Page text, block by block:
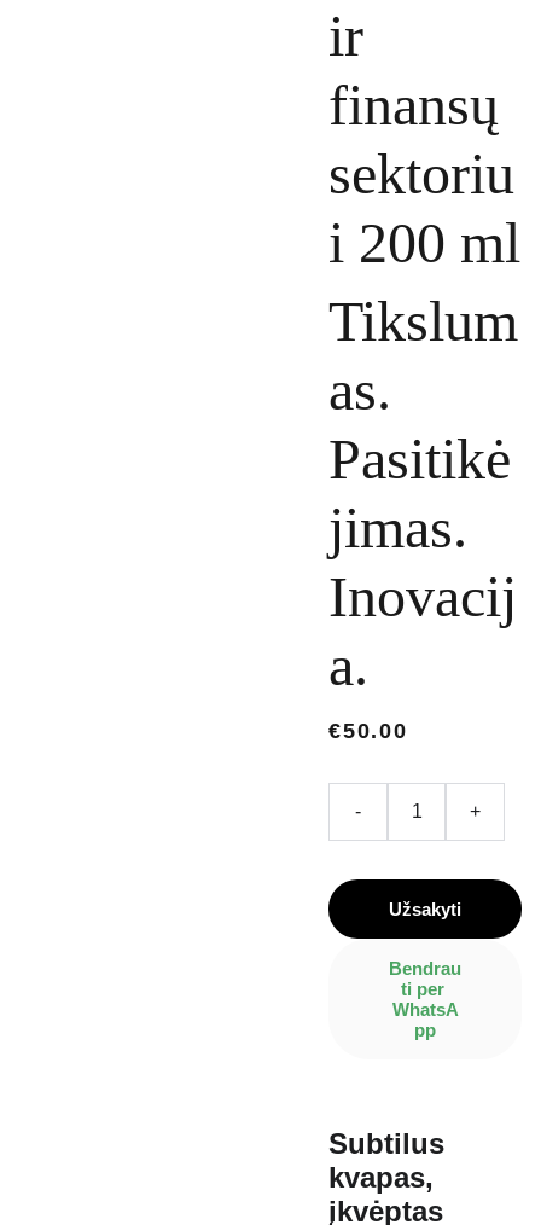
ir
finansų
sektoriu
i 200 ml
Tikslum
as.
Pasitikė
jimas.
Inovacij
a.
€50.00
- +
Užsakyti
Bendrau
ti per
WhatsA
pp
Subtilus
kvapas,
įkvėptas